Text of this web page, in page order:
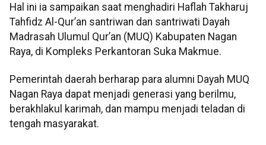
Hal ini ia sampaikan saat menghadiri Haflah Takharuj
Tahfidz Al-Qur’an santriwan dan santriwati Dayah
Madrasah Ulumul Qur’an (MUQ) Kabupaten Nagan
Raya, di Kompleks Perkantoran Suka Makmue.
Pemerintah daerah berharap para alumni Dayah MUQ
Nagan Raya dapat menjadi generasi yang berilmu,
berakhlakul karimah, dan mampu menjadi teladan di
tengah masyarakat.